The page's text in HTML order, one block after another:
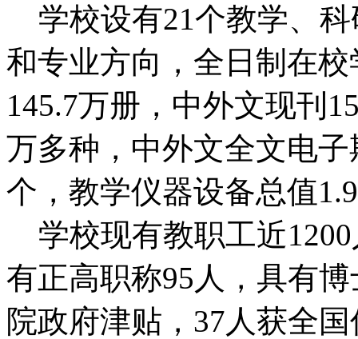
学校设有21个教学、科
和专业方向，全日制在
145.7万册，中外文现刊
万多种，中外文全文电
个，教学仪器设备总值
学校现有教职工近
有正高职称95人，具有
院政府津贴，37人获全